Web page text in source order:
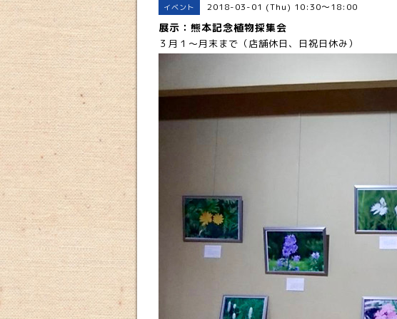
イベント 2018-03-01 (Thu) 10:30～18:00
展示：熊本記念植物採集会
３月１〜月末まで（店舗休日、日祝日休み）